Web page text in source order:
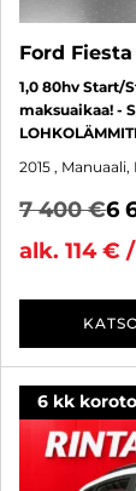
Ford Fiesta
1,0 80hv Start/
maksuaikaa! -
2015 , Manuaali,
7 400 €6
alk. 114 €
6 kk